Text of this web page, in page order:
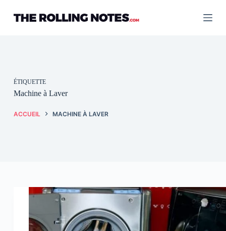
contenu
ÉTIQUETTE
Machine à Laver
ACCUEIL MACHINE À LAVER